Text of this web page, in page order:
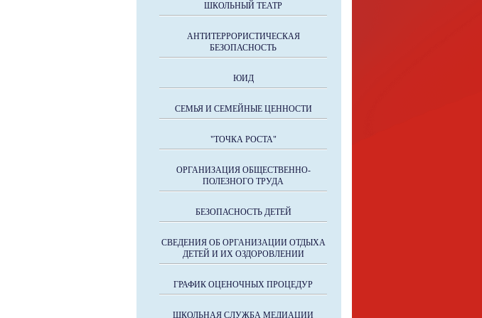
ШКОЛЬНЫЙ ТЕАТР
АНТИТЕРРОРИСТИЧЕСКАЯ
БЕЗОПАСНОСТЬ
ЮИД
СЕМЬЯ И СЕМЕЙНЫЕ ЦЕННОСТИ
"ТОЧКА РОСТА"
ОРГАНИЗАЦИЯ ОБЩЕСТВЕННО-
ПОЛЕЗНОГО ТРУДА
БЕЗОПАСНОСТЬ ДЕТЕЙ
СВЕДЕНИЯ ОБ ОРГАНИЗАЦИИ ОТДЫХА
ДЕТЕЙ И ИХ ОЗДОРОВЛЕНИИ
ГРАФИК ОЦЕНОЧНЫХ ПРОЦЕДУР
ШКОЛЬНАЯ СЛУЖБА МЕДИАЦИИ